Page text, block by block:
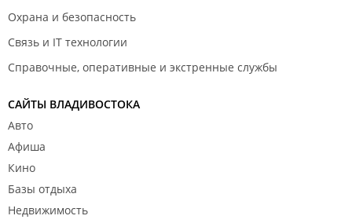
Охрана и безопасность
Связь и IT технологии
Справочные, оперативные и экстренные службы
САЙТЫ ВЛАДИВОСТОКА
Авто
Афиша
Кино
Базы отдыха
Недвижимость